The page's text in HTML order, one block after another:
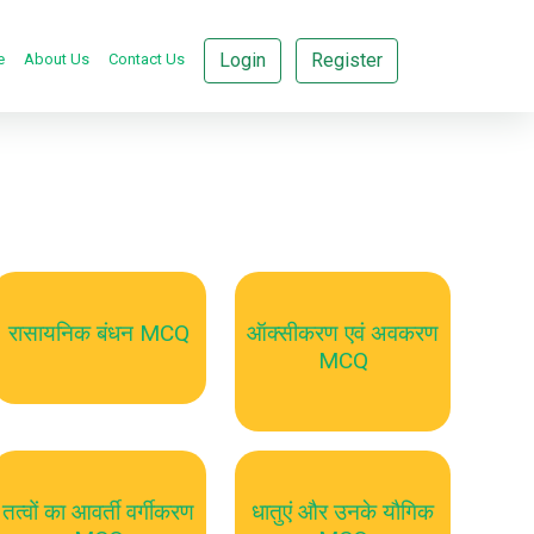
About Us Contact Us Login Register
रासायनिक बंधन MCQ
ऑक्सीकरण एवं अवकरण
MCQ
तत्वों का आवर्ती वर्गीकरण
धातुएं और उनके यौगिक